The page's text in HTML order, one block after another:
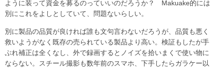
ように装って資金を募るのっていいのだろうか？ Makuake的には
別にこれをよしとしていて、問題ないらしい。
別に製品の品質が良ければ誰も文句言わないだろうが、品質も悪く
救いようがなく既存の売られている製品より高い。検証もしたが手
ぶれ補正は全くなし、外で録画するとノイズを拾いまくで使い物に
ならない。スチール撮影も数年前のスマホ、下手したらガラケー以